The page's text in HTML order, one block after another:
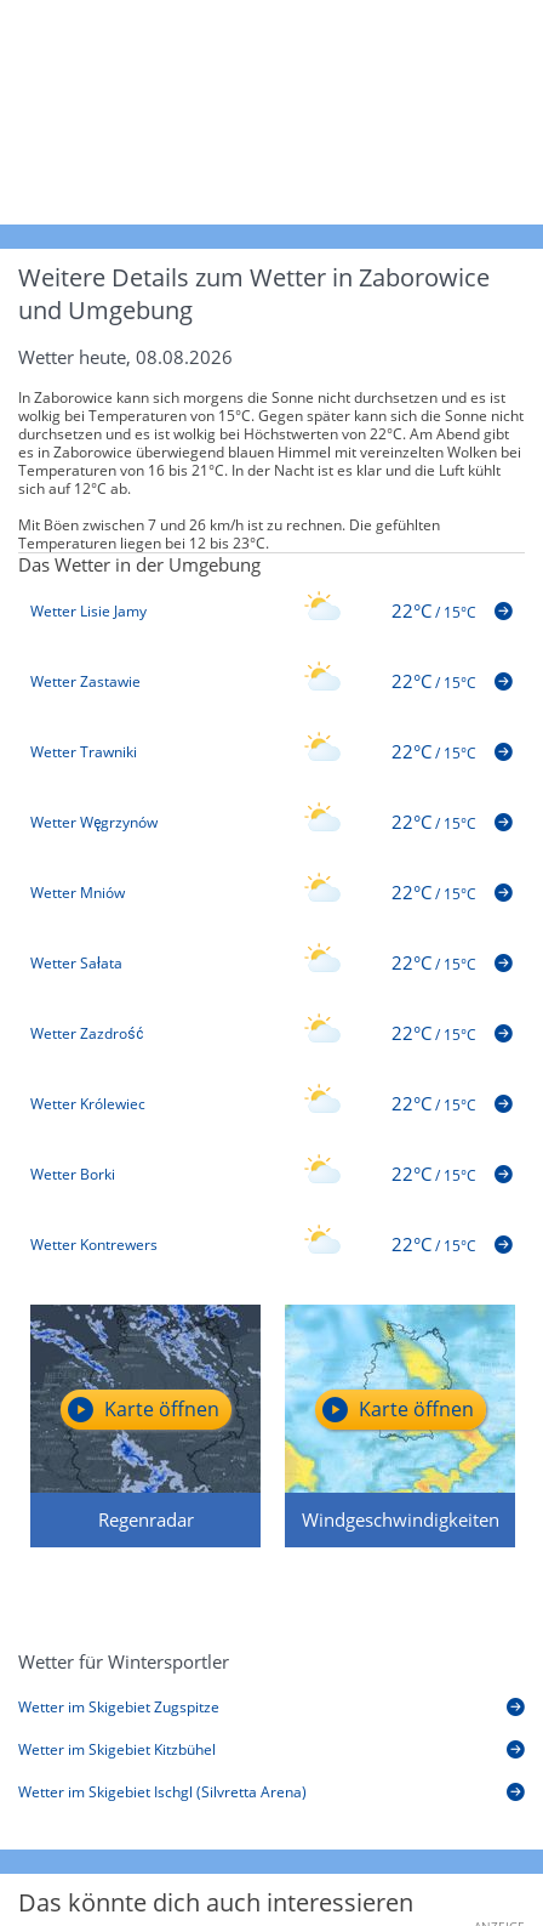
Weitere Details zum Wetter in Zaborowice
und Umgebung
Wetter heute, 08.08.2026
In Zaborowice kann sich morgens die Sonne nicht durchsetzen und es ist
wolkig bei Temperaturen von 15°C. Gegen später kann sich die Sonne nicht
durchsetzen und es ist wolkig bei Höchstwerten von 22°C. Am Abend gibt
es in Zaborowice überwiegend blauen Himmel mit vereinzelten Wolken bei
Temperaturen von 16 bis 21°C. In der Nacht ist es klar und die Luft kühlt
sich auf 12°C ab.
Mit Böen zwischen 7 und 26 km/h ist zu rechnen. Die gefühlten
Temperaturen liegen bei 12 bis 23°C.
Das Wetter in der Umgebung
Wetter Lisie Jamy 22°C/15°C
Wetter Zastawie 22°C/15°C
Wetter Trawniki 22°C/15°C
Wetter Węgrzynów 22°C/15°C
Wetter Mniów 22°C/15°C
Wetter Sałata 22°C/15°C
Wetter Zazdrość 22°C/15°C
Wetter Królewiec 22°C/15°C
Wetter Borki 22°C/15°C
Wetter Kontrewers 22°C/15°C
Regenradar
Karte öffnen
Windgeschwindigkeiten
Karte öffnen
Wetter für Wintersportler
Wetter im Skigebiet Zugspitze
Wetter im Skigebiet Kitzbühel
Wetter im Skigebiet Ischgl (Silvretta Arena)
Das könnte dich auch interessieren